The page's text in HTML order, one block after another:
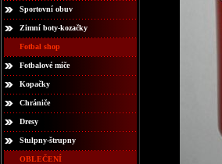
Sportovní obuv
Zimní boty-kozačky
Fotbal shop
Fotbalové míče
Kopačky
Chrániče
Dresy
Stulpny-štrupny
OBLEČENÍ